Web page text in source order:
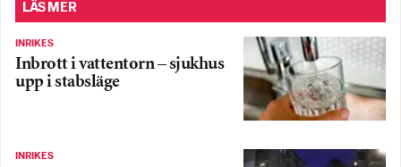
LÄS MER
INRIKES
Inbrott i vattentorn – sjukhus
upp i stabsläge
INRIKES